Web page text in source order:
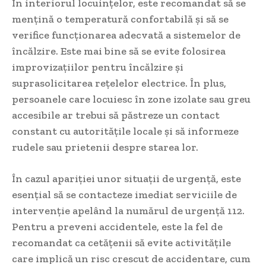
În interiorul locuințelor, este recomandat să se
mențină o temperatură confortabilă și să se
verifice funcționarea adecvată a sistemelor de
încălzire. Este mai bine să se evite folosirea
improvizațiilor pentru încălzire și
suprasolicitarea rețelelor electrice. În plus,
persoanele care locuiesc în zone izolate sau greu
accesibile ar trebui să păstreze un contact
constant cu autoritățile locale și să informeze
rudele sau prietenii despre starea lor.
În cazul apariției unor situații de urgență, este
esențial să se contacteze imediat serviciile de
intervenție apelând la numărul de urgență 112.
Pentru a preveni accidentele, este la fel de
recomandat ca cetățenii să evite activitățile
care implică un risc crescut de accidentare, cum